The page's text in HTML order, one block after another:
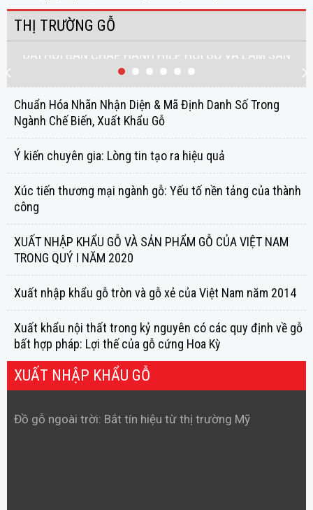
THỊ TRƯỜNG GỖ
ĐẠI HỘI BAN CHẤP HÀNH HIỆP HỘI GỖ VÀ LÂM SẢN
VIỆT NAM NHIỆM KỲ IV (2019 – 2024)
Chuẩn Hóa Nhãn Nhận Diện & Mã Định Danh Số Trong
Ngành Chế Biến, Xuất Khẩu Gỗ
Ý kiến chuyên gia: Lòng tin tạo ra hiệu quả
Xúc tiến thương mại ngành gỗ: Yếu tố nền tảng của thành
công
XUẤT NHẬP KHẨU GỖ VÀ SẢN PHẨM GỖ CỦA VIỆT NAM
TRONG QUÝ I NĂM 2020
Xuất nhập khẩu gỗ tròn và gỗ xẻ của Việt Nam năm 2014
Xuất khẩu nội thất trong kỷ nguyên có các quy định về gỗ
bất hợp pháp: Lợi thế của gỗ cứng Hoa Kỳ
XUẤT NHẬP KHẨU GỖ
Đồ gỗ ngoài trời: Bắt tín hiệu từ thị trường Mỹ